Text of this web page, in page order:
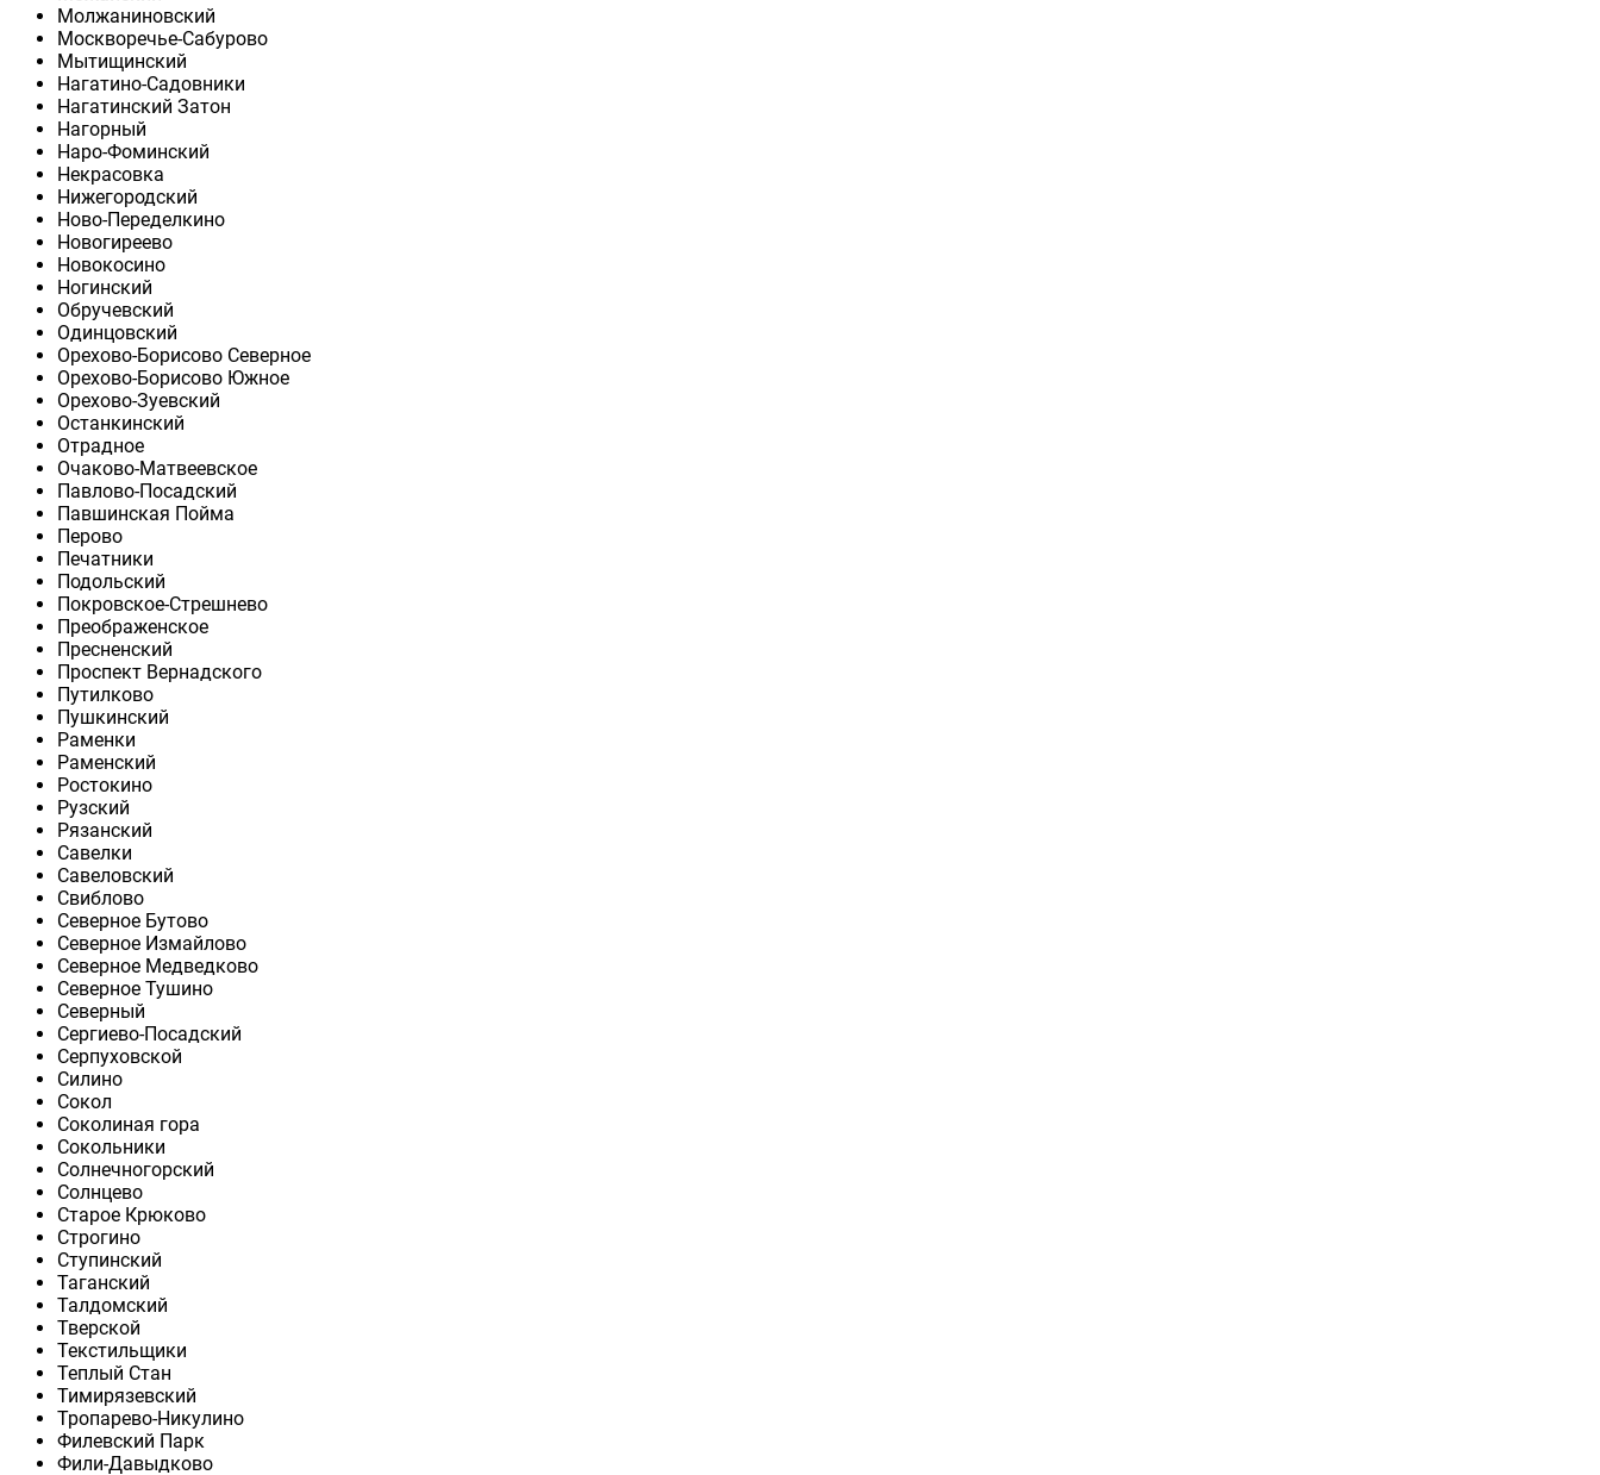
Молжаниновский
Москворечье-Сабурово
Мытищинский
Нагатино-Садовники
Нагатинский Затон
Нагорный
Наро-Фоминский
Некрасовка
Нижегородский
Ново-Переделкино
Новогиреево
Новокосино
Ногинский
Обручевский
Одинцовский
Орехово-Борисово Северное
Орехово-Борисово Южное
Орехово-Зуевский
Останкинский
Отрадное
Очаково-Матвеевское
Павлово-Посадский
Павшинская Пойма
Перово
Печатники
Подольский
Покровское-Стрешнево
Преображенское
Пресненский
Проспект Вернадского
Путилково
Пушкинский
Раменки
Раменский
Ростокино
Рузский
Рязанский
Савелки
Савеловский
Свиблово
Северное Бутово
Северное Измайлово
Северное Медведково
Северное Тушино
Северный
Сергиево-Посадский
Серпуховской
Силино
Сокол
Соколиная гора
Сокольники
Солнечногорский
Солнцево
Старое Крюково
Строгино
Ступинский
Таганский
Талдомский
Тверской
Текстильщики
Теплый Стан
Тимирязевский
Тропарево-Никулино
Филевский Парк
Фили-Давыдково